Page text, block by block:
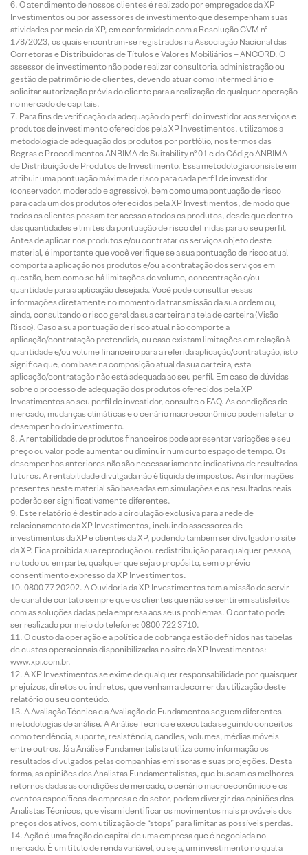
O atendimento de nossos clientes é realizado por empregados da XP
Investimentos ou por assessores de investimento que desempenham suas
atividades por meio da XP, em conformidade com a Resolução CVM nº
178/2023, os quais encontram-se registrados na Associação Nacional das
Corretoras e Distribuidoras de Títulos e Valores Mobiliários – ANCORD. O
assessor de investimento não pode realizar consultoria, administração ou
gestão de patrimônio de clientes, devendo atuar como intermediário e
solicitar autorização prévia do cliente para a realização de qualquer operação
no mercado de capitais.
Para fins de verificação da adequação do perfil do investidor aos serviços e
produtos de investimento oferecidos pela XP Investimentos, utilizamos a
metodologia de adequação dos produtos por portfólio, nos termos das
Regras e Procedimentos ANBIMA de Suitability nº 01 e do Código ANBIMA
de Distribuição de Produtos de Investimento. Essa metodologia consiste em
atribuir uma pontuação máxima de risco para cada perfil de investidor
(conservador, moderado e agressivo), bem como uma pontuação de risco
para cada um dos produtos oferecidos pela XP Investimentos, de modo que
todos os clientes possam ter acesso a todos os produtos, desde que dentro
das quantidades e limites da pontuação de risco definidas para o seu perfil.
Antes de aplicar nos produtos e/ou contratar os serviços objeto deste
material, é importante que você verifique se a sua pontuação de risco atual
comporta a aplicação nos produtos e/ou a contratação dos serviços em
questão, bem como se há limitações de volume, concentração e/ou
quantidade para a aplicação desejada. Você pode consultar essas
informações diretamente no momento da transmissão da sua ordem ou,
ainda, consultando o risco geral da sua carteira na tela de carteira (Visão
Risco). Caso a sua pontuação de risco atual não comporte a
aplicação/contratação pretendida, ou caso existam limitações em relação à
quantidade e/ou volume financeiro para a referida aplicação/contratação, isto
significa que, com base na composição atual da sua carteira, esta
aplicação/contratação não está adequada ao seu perfil. Em caso de dúvidas
sobre o processo de adequação dos produtos oferecidos pela XP
Investimentos ao seu perfil de investidor, consulte o FAQ. As condições de
mercado, mudanças climáticas e o cenário macroeconômico podem afetar o
desempenho do investimento.
A rentabilidade de produtos financeiros pode apresentar variações e seu
preço ou valor pode aumentar ou diminuir num curto espaço de tempo. Os
desempenhos anteriores não são necessariamente indicativos de resultados
futuros. A rentabilidade divulgada não é líquida de impostos. As informações
presentes neste material são baseadas em simulações e os resultados reais
poderão ser significativamente diferentes.
Este relatório é destinado à circulação exclusiva para a rede de
relacionamento da XP Investimentos, incluindo assessores de
investimentos da XP e clientes da XP, podendo também ser divulgado no site
da XP. Fica proibida sua reprodução ou redistribuição para qualquer pessoa,
no todo ou em parte, qualquer que seja o propósito, sem o prévio
consentimento expresso da XP Investimentos.
0800 77 20202. A Ouvidoria da XP Investimentos tem a missão de servir
de canal de contato sempre que os clientes que não se sentirem satisfeitos
com as soluções dadas pela empresa aos seus problemas. O contato pode
ser realizado por meio do telefone: 0800 722 3710.
O custo da operação e a política de cobrança estão definidos nas tabelas
de custos operacionais disponibilizadas no site da XP Investimentos:
www.xpi.com.br.
A XP Investimentos se exime de qualquer responsabilidade por quaisquer
prejuízos, diretos ou indiretos, que venham a decorrer da utilização deste
relatório ou seu conteúdo.
A Avaliação Técnica e a Avaliação de Fundamentos seguem diferentes
metodologias de análise. A Análise Técnica é executada seguindo conceitos
como tendência, suporte, resistência, candles, volumes, médias móveis
entre outros. Já a Análise Fundamentalista utiliza como informação os
resultados divulgados pelas companhias emissoras e suas projeções. Desta
forma, as opiniões dos Analistas Fundamentalistas, que buscam os melhores
retornos dadas as condições de mercado, o cenário macroeconômico e os
eventos específicos da empresa e do setor, podem divergir das opiniões dos
Analistas Técnicos, que visam identificar os movimentos mais prováveis dos
preços dos ativos, com utilização de “stops” para limitar as possíveis perdas.
Ação é uma fração do capital de uma empresa que é negociada no
mercado. É um título de renda variável, ou seja, um investimento no qual a